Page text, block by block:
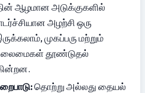
ஆழமான அடுக்குகளில்
அழற்சி ஒரு
முகப்பரு மற்றும்
தூண்டுதல்
தொற்று அல்லது தையல்